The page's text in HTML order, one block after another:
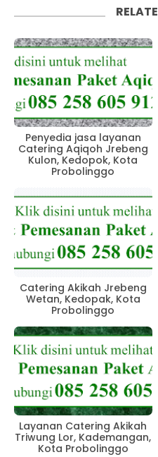
Penyedia jasa layanan
Catering Aqiqoh Jrebeng
Kulon, Kedopok, Kota
Probolinggo
Catering Akikah Jrebeng
Wetan, Kedopak, Kota
Probolinggo
Layanan Catering Akikah
Triwung Lor, Kademangan,
Kota Probolinggo